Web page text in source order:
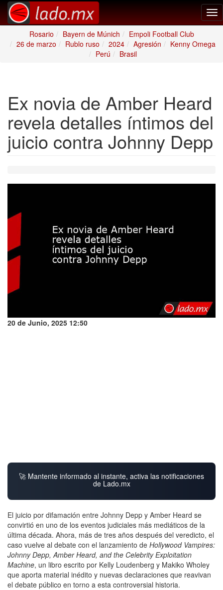
Rosario
Bayern de Múnich
Empoli Football Club
26 de marzo
Rublo ruso 2024 Agresión
Kenny Omega
Perú
Brasil
Ex novia de Amber Heard
revela detalles íntimos del
juicio contra Johnny Depp
20 de Junio, 2025 12:50
🚀 Mantente informado al instante, activa las notificaciones
de Lado.mx
El juicio por difamación entre Johnny Depp y Amber Heard se
convirtió en uno de los eventos judiciales más mediáticos de la
última década. Ahora, más de tres años después del veredicto, el
caso vuelve al debate con el lanzamiento de Hollywood Vampires:
Johnny Depp, Amber Heard, and the Celebrity Exploitation
Machine, un libro escrito por Kelly Loudenberg y Makiko Wholey
que aporta material inédito y nuevas declaraciones que reavivan
el debate público en torno a esta controversial historia.